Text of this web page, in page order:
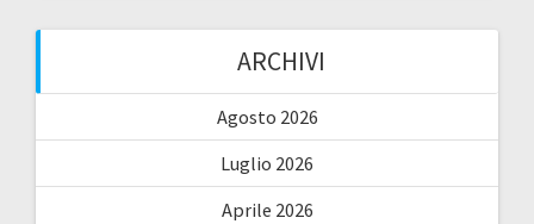
ARCHIVI
Agosto 2026
Luglio 2026
Aprile 2026